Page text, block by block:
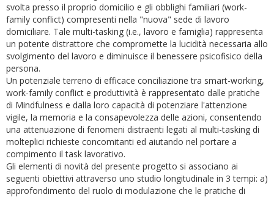
svolta presso il proprio domicilio e gli obblighi familiari (work-
family conflict) compresenti nella "nuova" sede di lavoro
domiciliare. Tale multi-tasking (i.e., lavoro e famiglia) rappresenta
un potente distrattore che compromette la lucidità necessaria allo
svolgimento del lavoro e diminuisce il benessere psicofisico della
persona.
Un potenziale terreno di efficace conciliazione tra smart-working,
work-family conflict e produttività è rappresentato dalle pratiche
di Mindfulness e dalla loro capacità di potenziare l'attenzione
vigile, la memoria e la consapevolezza delle azioni, consentendo
una attenuazione di fenomeni distraenti legati al multi-tasking di
molteplici richieste concomitanti ed aiutando nel portare a
compimento il task lavorativo.
Gli elementi di novità del presente progetto si associano ai
seguenti obiettivi attraverso uno studio longitudinale in 3 tempi: a)
approfondimento del ruolo di modulazione che le pratiche di